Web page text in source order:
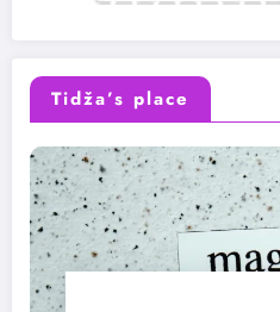
Tidža’s place